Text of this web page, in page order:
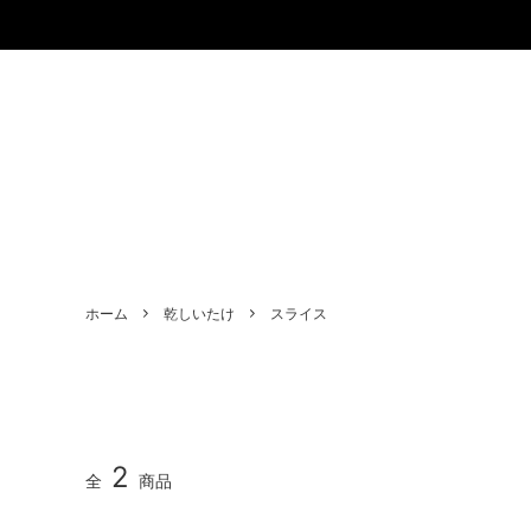
ホーム 乾しいたけ スライス
全 2 商品